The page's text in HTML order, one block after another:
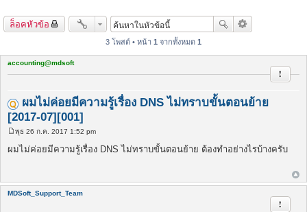
ล็อคหัวข้อ
3 โพสต์ • หน้า 1 จากทั้งหมด 1
accounting@mdsoft
ผมไม่ค่อยมีความรู้เรื่อง DNS ไม่ทราบขั้นตอนย้าย
[2017-07][001]
รายงา
โ
พ
ส
พุธ 26 ก.ค. 2017 1:52 pm
ผมไม่ค่อยมีความรู้เรื่อง DNS ไม่ทราบขั้นตอนย้าย ต้องทำอย่างไรบ้างครับ
MDSoft_Support_Team
รายงา